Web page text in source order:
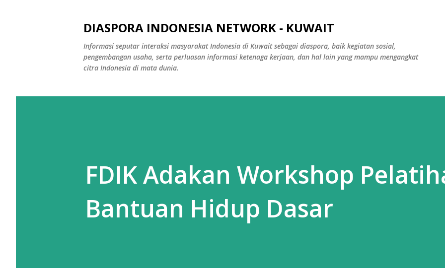
DIASPORA INDONESIA NETWORK - KUWAIT
Informasi seputar interaksi masyarakat Indonesia di Kuwait sebagai diaspora, baik kegiatan sosial,
pengembangan usaha, serta perluasan informasi ketenaga kerjaan, dan hal lain yang mampu mengangkat
citra Indonesia di mata dunia.
FDIK Adakan Workshop
Bantuan Hidup Dasar